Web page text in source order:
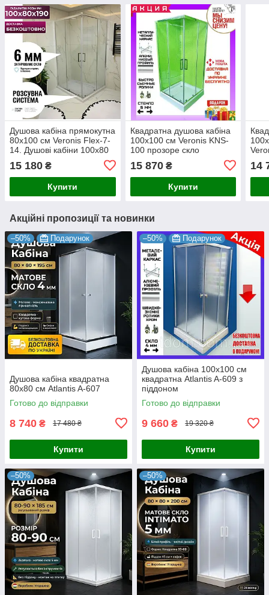
Душова кабіна прямокутна
80х100 см Veronis Flex-7-
14. Душові кабіни 100х80
15 180 ₴
Купити
Квадратна душова кабіна
100х100 см Veronis KNS-
100 прозоре скло
15 870₴
Купити
14
Акційні пропозиції та новинки
–50% Подарунок
Душова кабіна квадратна
80x80 см Atlantis A-607
Готово до відправки
8 740 ₴ 17 480 ₴
Купити
–50% Подарунок
Душова кабіна 100x100 см
квадратна Atlantis A-609 з
піддоном
Готово до відправки
9 660 ₴ 19 320 ₴
Купити
–50% –50%